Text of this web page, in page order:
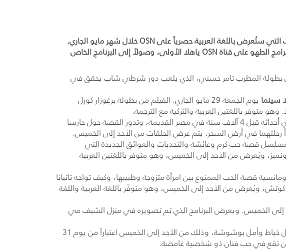
أعلنت OSN، شبكة البث الترفيهي الرائدة في المنطقة، عن قائمة مميزة من البرامج والأفلام والمسلسلات التي ستُعرض باللغة العربية حصرياً على OSN خلال شهر مايو الجاري.
وتَعِد الشبكة متابعيها بمحتوى عربي استثنائي يرضي جميع الأذواق، ابتداءً بالمسلسلات العربية والتركية وبرامج الطهو على قناة OSN ياهلا الأولى، وصولاً إلى البرنامج الخاص
وهو من بطولة المطرب تامر حسني، الذي يلعب دور شرطي شاب يحقق في
سينما يوم الجمعة 29 مايو الجاري. الفيلم من بطولة برغوزار كورل
متوفر باللغتين العربية والتركية مع الترجمة.
ياهلا الأولى لكل عشاق الرسوم المتحركة مسلسل الفراجنة الخيالي الكوميدي، والذي تجري أحداثه قبل 4 آلاف سنة في مصر القديمة، وتدور القصة حول حارسا
رحلتهما في أرض السحر. يتم عرض الحلقات من الأحد إلى الخميس.
قصة حب كرم وعائشة والتحديات والعوائق الجديدة التي
ويُعرض من الأحد إلى الخميس، وهو متوفر باللغتين العربية
قصة الحب الممنوع بين امرأة متزوجة وطبيبها، وكيف تواجه تاتيانا
ويُعرض من الأحد إلى الخميس، وهو متوفّر باللغة العربية واللغة
إلى الخميس. ويعرض البرنامج الذي تم تصويره في منزل الشيف مي
، من بطولة باسل خياط وأمل بوشوشة، وذلك من الأحد إلى الخميس اعتباراً من يوم 31
أن تقع في حب فنان ذو شخصية غامضة.